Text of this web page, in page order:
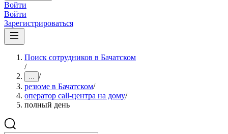
Войти
Войти
Зарегистрироваться
Поиск сотрудников в Бачатском
/
... /
резюме в Бачатском/
оператор call-центра на дому/
полный день